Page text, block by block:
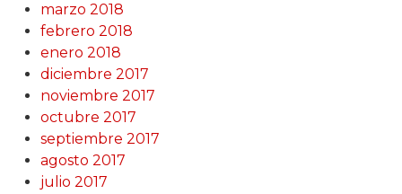
marzo 2018
febrero 2018
enero 2018
diciembre 2017
noviembre 2017
octubre 2017
septiembre 2017
agosto 2017
julio 2017